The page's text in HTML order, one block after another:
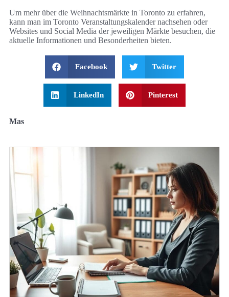
Um mehr über die Weihnachtsmärkte in Toronto zu erfahren,
kann man im Toronto Veranstaltungskalender nachsehen oder
Websites und Social Media der jeweiligen Märkte besuchen, die
aktuelle Informationen und Besonderheiten bieten.
Facebook Twitter
LinkedIn Pinterest
Mas